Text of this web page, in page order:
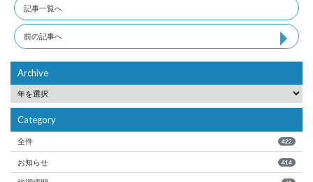
記事一覧へ
前の記事へ
Archive
Category
全件 422
お知らせ 414